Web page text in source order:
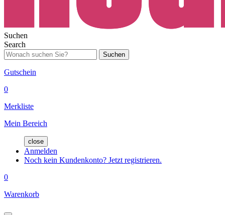
Suchen
Search
Suchen
Gutschein
0
Merkliste
Mein Bereich
close
Anmelden
Noch kein Kundenkonto? Jetzt registrieren.
0
Warenkorb